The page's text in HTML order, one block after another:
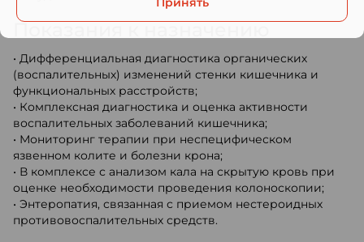
Показания к назначению
• Дифференциальная диагностика органических
(воспалительных) изменений стенки кишечника и
функциональных расстройств;
• Комплексная диагностика и оценка активности
воспалительных заболеваний кишечника;
• Мониторинг терапии при неспецифическом
язвенном колите и болезни крона;
• В комплексе с анализом кала на скрытую кровь при
оценке необходимости проведения колоноскопии;
• Энтеропатия, связанная с приемом нестероидных
противовоспалительных средств.